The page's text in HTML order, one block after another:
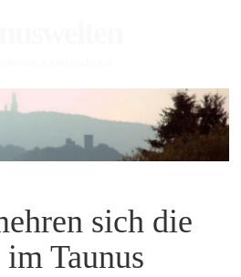
sich die
Taunus